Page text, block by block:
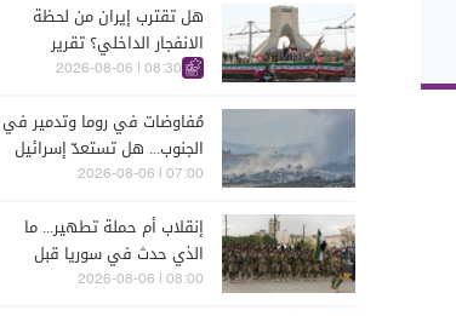
هل تقترب إيران من لحظة
الانفجار الداخلي؟ تقرير
اسرائيلي يكشف الكواليس
08:30 | 2026-08-06
مُفاوضات في روما وتدمير في
الجنوب... هل تستعدّ إسرائيل
للحرب؟
07:00 | 2026-08-06
إنقلاب أم حملة تطهير... ما
الذي حدث في سوريا قبل
يومين؟
08:00 | 2026-08-06